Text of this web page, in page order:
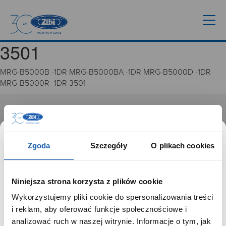
Zgoda Szczegóły O plikach cookies
Niniejsza strona korzysta z plików cookie
Wykorzystujemy pliki cookie do spersonalizowania treści
i reklam, aby oferować funkcje społecznościowe i
analizować ruch w naszej witrynie. Informacje o tym, jak
3501
MRG-B5000B -1DR MRG-B5000BA -1DR MRG-B5000D -1DR
MRG-B5000R -1DR 3501
GRUPA ZIBI
Misja, wizja i wartości Grupy Zibi
Ważne daty
Zgoda na ciasteczka
PRODUKTYSZANOWNY UŻYTKOWNIKU,
SZANOWNA UŻYTKOWNICZKO